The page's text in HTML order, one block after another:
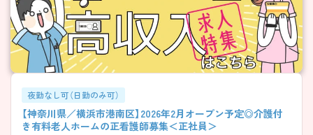
夜勤なし可（日勤のみ可）
【神奈川県／横浜市港南区】2026年2月オープン予定◎介護付
き有料老人ホームの正看護師募集＜正社員＞